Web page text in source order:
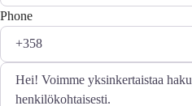
Phone